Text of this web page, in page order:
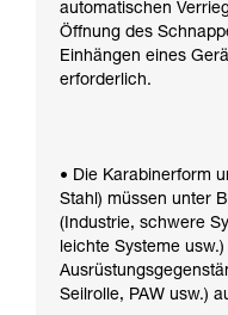
automatischen
Öffnung des
Einhängen eines
erforderlich.
• Die Karabinerform
Stahl) müssen unter
(Industrie, schwere
leichte Systeme
Seilrolle, PAW usw.)